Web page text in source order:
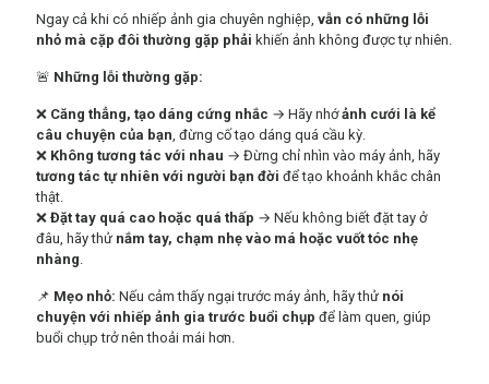
Ngay cả khi có nhiếp ảnh gia chuyên nghiệp, vẫn có những lỗi
nhỏ mà cặp đôi thường gặp phải khiến ảnh không được tự nhiên.
🚨 Những lỗi thường gặp:
❌ Căng thẳng, tạo dáng cứng nhắc → Hãy nhớảnh cưới là kể
câu chuyện của bạn , đừng cố tạo dáng quá cầu kỳ.
❌ Không tương tác với nhau → Đừng chỉ nhìn vào máy ảnh, hãy
tương tác tự nhiên với người bạn đời để tạo khoảnh khắc chân
thật.
❌ Đặt tay quá cao hoặc quá thấp → Nếu không biết đặt tay ở
đâu, hãy thử nắm tay, chạm nhẹ vào má hoặc vuốt tóc nhẹ
nhàng
📌 Mẹo nhỏ: Nếu cảm thấy ngại trước máy ảnh, hãy thử nói
chuyện với nhiếp ảnh gia trước buổi chụp để làm quen, giúp
buổi chụp trở nên thoải mái hơn.